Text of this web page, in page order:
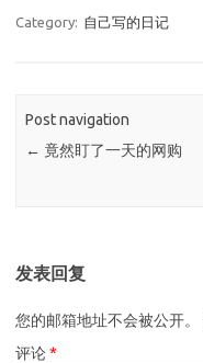
Category: 自己写的日记
Post navigation
← 竟然盯了一天的网购
发表回复
您的邮箱地址不会被公开。
评论*